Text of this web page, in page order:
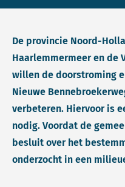
De provincie Noord-
Haarlemmermeer en de
willen de doorstroming
Nieuwe
verbeteren. Hiervoor is
nodig. Voordat de
besluit over het
onderzocht in een